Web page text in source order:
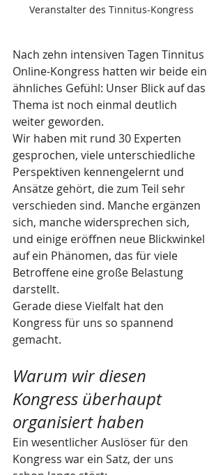
Veranstalter des Tinnitus-Kongress
Nach zehn intensiven Tagen Tinnitus
Online-Kongress hatten wir beide ein
ähnliches Gefühl: Unser Blick auf das
Thema ist noch einmal deutlich
weiter geworden.
Wir haben mit rund 30 Experten
gesprochen, viele unterschiedliche
Perspektiven kennengelernt und
Ansätze gehört, die zum Teil sehr
verschieden sind. Manche ergänzen
sich, manche widersprechen sich,
und einige eröffnen neue Blickwinkel
auf ein Phänomen, das für viele
Betroffene eine große Belastung
darstellt.
Gerade diese Vielfalt hat den
Kongress für uns so spannend
gemacht.
Warum wir diesen
Kongress überhaupt
organisiert haben
Ein wesentlicher Auslöser für den
Kongress war ein Satz, der uns